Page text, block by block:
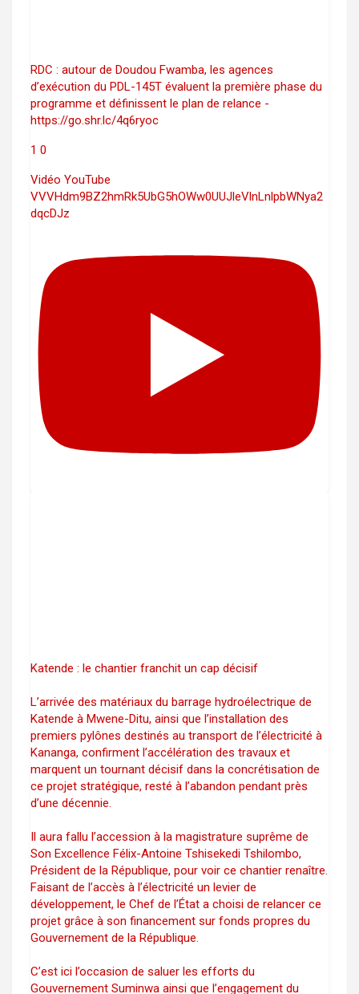
RDC : autour de Doudou Fwamba, les agences
d’exécution du PDL-145T évaluent la première phase du
programme et définissent le plan de relance -
https://go.shr.lc/4q6ryoc
1 0
Vidéo YouTube
VVVHdm9BZ2hmRk5UbG5hOWw0UUJleVlnLnlpbWNya2
dqcDJz
Katende : le chantier franchit un cap décisif
L’arrivée des matériaux du barrage hydroélectrique de
Katende à Mwene-Ditu, ainsi que l’installation des
premiers pylônes destinés au transport de l’électricité à
Kananga, confirment l’accélération des travaux et
marquent un tournant décisif dans la concrétisation de
ce projet stratégique, resté à l’abandon pendant près
d’une décennie.
Il aura fallu l’accession à la magistrature suprême de
Son Excellence Félix-Antoine Tshisekedi Tshilombo,
Président de la République, pour voir ce chantier renaître.
Faisant de l’accès à l’électricité un levier de
développement, le Chef de l’État a choisi de relancer ce
projet grâce à son financement sur fonds propres du
Gouvernement de la République.
C’est ici l’occasion de saluer les efforts du
Gouvernement Suminwa ainsi que l’engagement du